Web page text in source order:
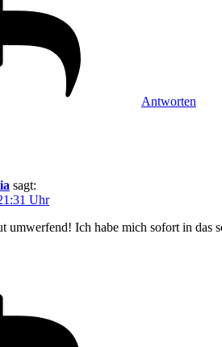
Antworten
sagt:
Uhr
umwerfend! Ich habe mich sofort in das